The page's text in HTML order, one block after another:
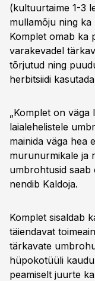
(kultuurtaime 1-3
mullamõju ning
Komplet omab ka
varakevadel
tõrjutud ning
herbitsiidi
„Komplet on väga
laialehelistele
mainida väga hea
murunurmikale ja
umbrohtusid saab
nendib Kaldoja.
Komplet sisaldab
täiendavat
tärkavate
hüpokotüüli
peamiselt juurte